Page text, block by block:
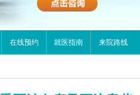
在线预约 就医指南 来院路线